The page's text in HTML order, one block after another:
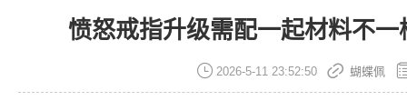
愤怒戒指升级需配一起材料不
2026-5-11 23:52:50 蝴蝶佩